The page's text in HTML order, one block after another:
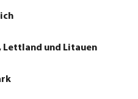
Schwimmende
Lettland und Litauen